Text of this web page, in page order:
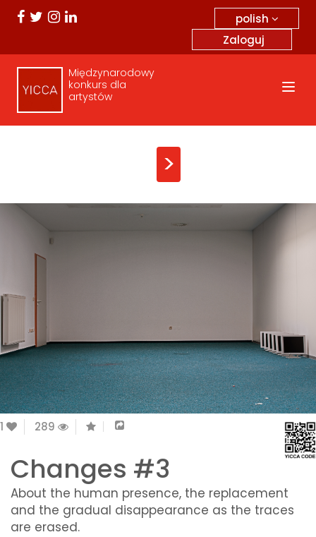
polish
Zaloguj
Międzynarodowy
konkurs dla
artystów
>
1 289
Changes #3
About the human presence, the replacement
and the gradual disappearance as the traces
are erased.